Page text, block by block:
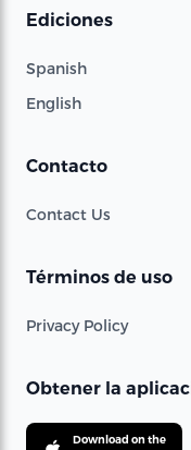
Ediciones
Spanish
English
Contacto
Contact Us
Términos de uso
Privacy Policy
Obtener la
Download on the